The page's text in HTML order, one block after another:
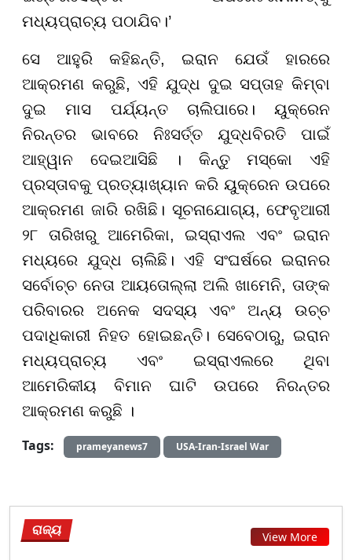
ମଧ୍ୟପ୍ରାଚ୍ୟ ପଠାଯିବ।’
ସେ ଆହୁରି କହିଛନ୍ତି, ଇରାନ ଯେଉଁ ହାରରେ
ଆକ୍ରମଣ କରୁଛି, ଏହି ଯୁଦ୍ଧ ଦୁଇ ସପ୍ତାହ କିମ୍ବା
ଦୁଇ ମାସ ପର୍ଯ୍ୟନ୍ତ ଚାଲିପାରେ। ୟୁକ୍ରେନ
ନିରନ୍ତର ଭାବରେ ନିଃସର୍ତ୍ତ ଯୁଦ୍ଧବିରତି ପାଇଁ
ଆହ୍ୱାନ ଦେଇଆସିଛି । କିନ୍ତୁ ମସ୍କୋ ଏହି
ପ୍ରସ୍ତାବକୁ ପ୍ରତ୍ୟାଖ୍ୟାନ କରି ୟୁକ୍ରେନ ଉପରେ
ଆକ୍ରମଣ ଜାରି ରଖିଛି। ସୂଚନାଯୋଗ୍ୟ, ଫେବୃଆରୀ
୨୮ ତାରିଖରୁ ଆମେରିକା, ଇସ୍ରାଏଲ ଏବଂ ଇରାନ
ମଧ୍ୟରେ ଯୁଦ୍ଧ ଚାଲିଛି। ଏହି ସଂଘର୍ଷରେ ଇରାନର
ସର୍ବୋଚ୍ଚ ନେତା ଆୟତୋଲ୍ଲା ଅଲି ଖାମେନି, ତାଙ୍କ
ପରିବାରର ଅନେକ ସଦସ୍ୟ ଏବଂ ଅନ୍ୟ ଉଚ୍ଚ
ପଦାଧିକାରୀ ନିହତ ହୋଇଛନ୍ତି। ସେବେଠାରୁ, ଇରାନ
ମଧ୍ୟପ୍ରାଚ୍ୟ ଏବଂ ଇସ୍ରାଏଲରେ ଥିବା
ଆମେରିକୀୟ ବିମାନ ଘାଟି ଉପରେ ନିରନ୍ତର
ଆକ୍ରମଣ କରୁଛି ।
Tags:
prameyanews7 USA-Iran-Israel War
ରାଜ୍ୟ View More